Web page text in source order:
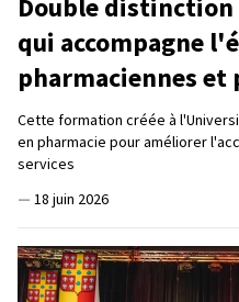
qui accompagne
pharmaciennes et
Cette formation créée à
en pharmacie pour améliorer
services
— 18 juin 2026